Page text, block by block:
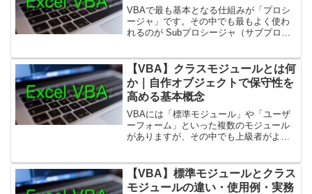
VBAで最も基本となる仕組みが「プロシ
ージャ」です。その中でも最もよく使わ
れるのが Subプロシージャ（サブプロシ
き」であり、マクロの中心的な役割を担
っています。1...
【VBA】クラスモジュールとは何
か｜自作オブジェクトで保守性を
高める基本概念
VBAには「標準モジュール」や「ユーザ
ーフォーム」といった複数のモジュール
がありますが、その中でも上級者がよく
Excel VBAでオブジェクト指向的なコー
ド構...
【VBA】標準モジュールとクラス
モジュールの違い・使用例・実務